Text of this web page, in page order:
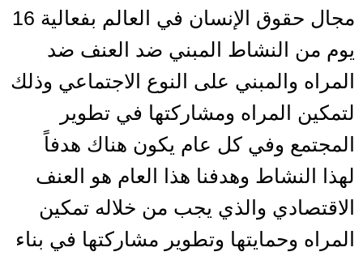
مجال حقوق الإنسان في العالم بفعالية 16
يوم من النشاط المبني ضد العنف ضد
المراه والمبني على النوع الاجتماعي وذلك
لتمكين المراه ومشاركتها في تطوير
المجتمع وفي كل عام يكون هناك هدفاً
لهذا النشاط وهدفنا هذا العام هو العنف
الاقتصادي والذي يجب من خلاله تمكين
المراه وحمايتها وتطوير مشاركتها في بناء